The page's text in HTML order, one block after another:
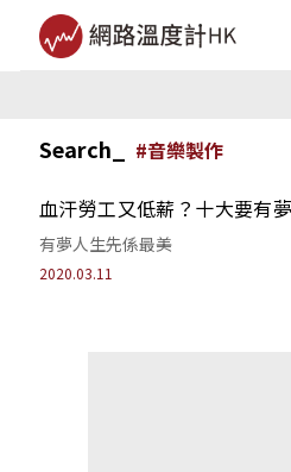
Search_ #音樂製作
血汗勞工又低薪？十大要有
有夢人生先係最美
2020.03.11